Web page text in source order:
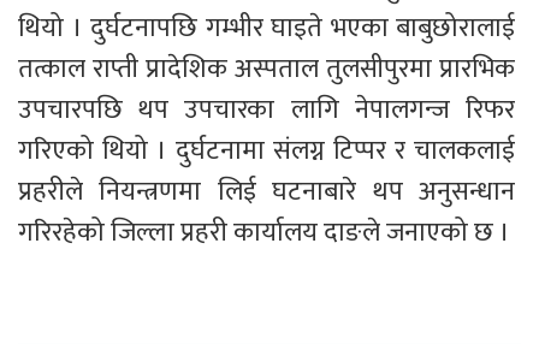
थियो । दुर्घटनापछि गम्भीर घाइते भएका बाबुछोरालाई
तत्काल राप्ती प्रादेशिक अस्पताल तुलसीपुरमा प्रारभिक
उपचारपछि थप उपचारका लागि नेपालगन्ज रिफर
गरिएको थियो । दुर्घटनामा संलग्न टिप्पर र‌ चालकलाई
प्रहरीले नियन्त्रणमा लिई घटनाबारे थप अनुसन्धान
गरिरहेको जिल्ला प्रहरी कार्यालय दाङले जनाएको छ ।